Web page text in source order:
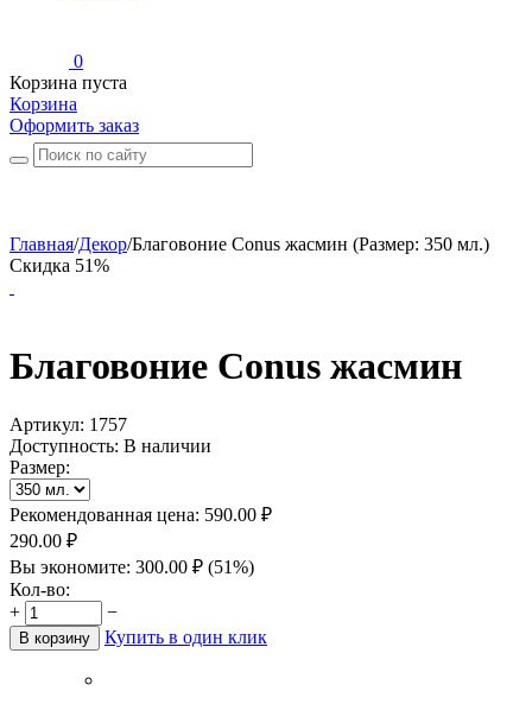
0
Корзина пуста
Корзина
Оформить заказ
Главная/Декор/Благовоние Conus жасмин (Размер: 350 мл.)
Скидка 51%
Благовоние Conus жасмин
Артикул: 1757
Доступность: В наличии
Размер:
Рекомендованная цена: 590.00 ₽
290.00 ₽
Вы экономите: 300.00 ₽ (51%)
Кол-во:
+
−
В корзину Купить в один клик